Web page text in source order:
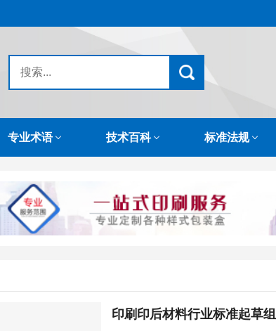
专业术语 技术百科 标准法规
印刷印后材料行业标准起草